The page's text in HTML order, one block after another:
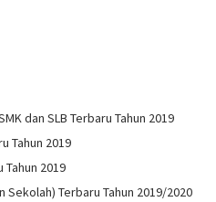
dan SLB Terbaru Tahun 2019
Tahun 2019
Tahun 2019
Sekolah) Terbaru Tahun 2019/2020